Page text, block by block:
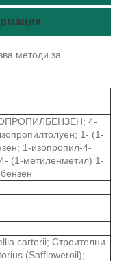
методи за
4-
1- (1-
1-изопропил-4-
(1-метиленметил) 1-
carterii; Строителни
(Saffloweroil);